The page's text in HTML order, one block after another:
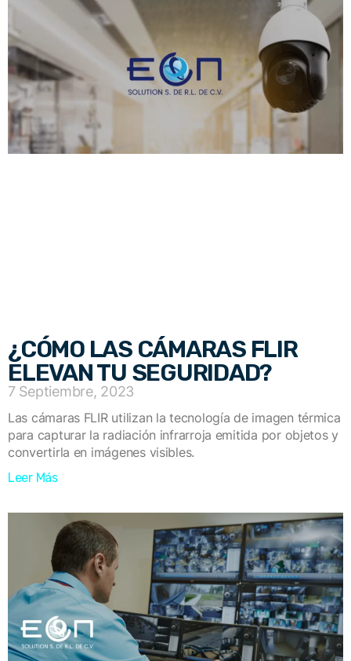
¿CÓMO LAS CÁMARAS FLIR
ELEVAN TU SEGURIDAD?
7 Septiembre, 2023
Las cámaras FLIR utilizan la tecnología de imagen térmica
para capturar la radiación infrarroja emitida por objetos y
convertirla en imágenes visibles.
Leer Más